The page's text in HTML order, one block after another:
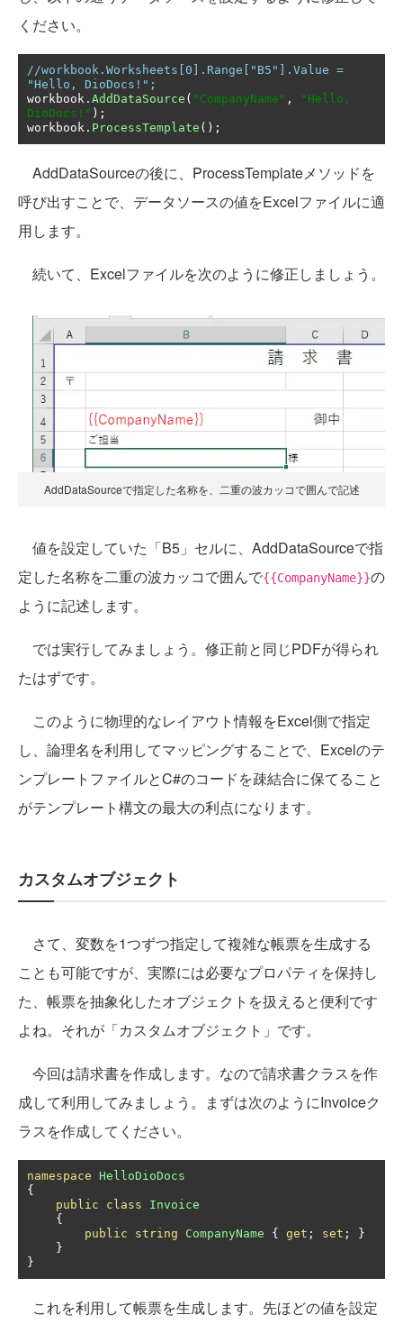
ください。
//workbook.Worksheets[0].Range["B5"].Value =
"Hello, DioDocs!";
workbook . AddDataSource ( "CompanyName" ,
"Hello,
DioDocs!" );
workbook . ProcessTemplate ();
AddDataSourceの後に、ProcessTemplateメソッドを
呼び出すことで、データソースの値をExcelファイルに適
用します。
続いて、Excelファイルを次のように修正しましょう。
AddDataSourceで指定した名称を、二重の波カッコで囲んで記述
値を設定していた「B5」セルに、AddDataSourceで指
定した名称を二重の波カッコで囲んで{{CompanyName}}の
ように記述します。
では実行してみましょう。修正前と同じPDFが得られ
たはずです。
このように物理的なレイアウト情報をExcel側で指定
し、論理名を利用してマッピングすることで、Excelのテ
ンプレートファイルとC#のコードを疎結合に保てること
がテンプレート構文の最大の利点になります。
カスタムオブジェクト
さて、変数を1つずつ指定して複雑な帳票を生成する
ことも可能ですが、実際には必要なプロパティを保持し
た、帳票を抽象化したオブジェクトを扱えると便利です
よね。それが「カスタムオブジェクト」です。
今回は請求書を作成します。なので請求書クラスを作
成して利用してみましょう。まずは次のようにInvoiceク
ラスを作成してください。
namespace HelloDioDocs
{
public
class
Invoice
{
public
string CompanyName { get ; set ;
}
}
}
これを利用して帳票を生成します。先ほどの値を設定